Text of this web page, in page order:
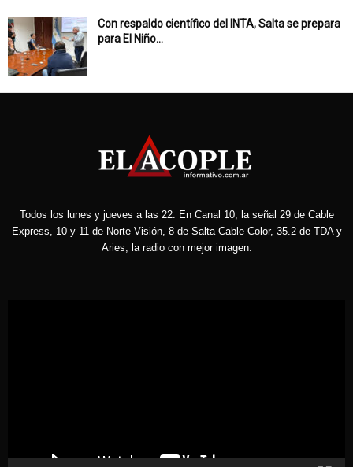
Con respaldo científico del INTA, Salta se prepara
para El Niño...
Todos los lunes y jueves a las 22. En Canal 10, la señal 29 de Cable
Express, 10 y 11 de Norte Visión, 8 de Salta Cable Color, 35.2 de TDA y
Aries, la radio con mejor imagen.